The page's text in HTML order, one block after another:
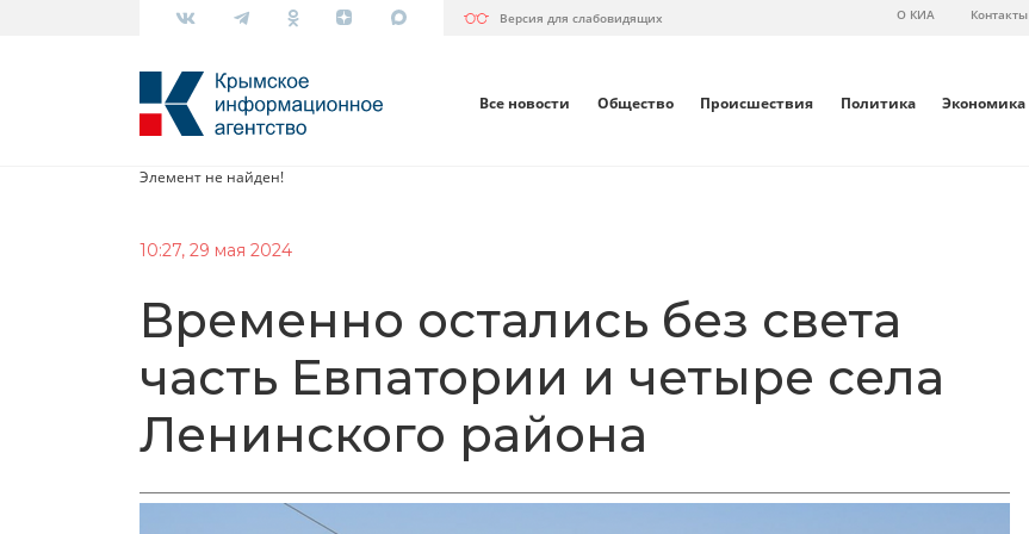
Версия для слабовидящих О КИА Контакты
Все новости Общество Происшествия Политика Экономика
Элемент не найден!
10:27, 29 мая 2024
Временно остались без света
часть Евпатории и четыре села
Ленинского района